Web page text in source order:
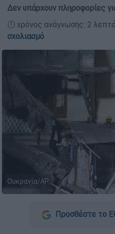
Δεν υπάρχουν πληροφορίες
🕛 χρόνος ανάγνωσης: 2
σχολιασμό
Ουκρανία/AP
Προσθέστε το